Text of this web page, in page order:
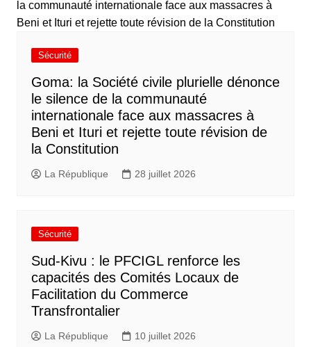
Sécurité
Goma: la Société civile plurielle dénonce
le silence de la communauté
internationale face aux massacres à
Beni et Ituri et rejette toute révision de
la Constitution
La République 28 juillet 2026
Sécurité
Sud-Kivu : le PFCIGL renforce les
capacités des Comités Locaux de
Facilitation du Commerce
Transfrontalier
La République 10 juillet 2026